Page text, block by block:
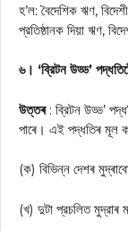
হ’ল: বৈদেশিক ঋণ,
প্রতিষ্ঠানক দিয়া ঋণ,
৬। ‘ব্রিটন উড্ড’
উত্তৰ: ব্রিটন উড্ড’
পাৰে। এই পদ্ধতিৰ মূল
(ক) বিভিন্ন দেশৰ
(খ) দুটা প্রচলিত